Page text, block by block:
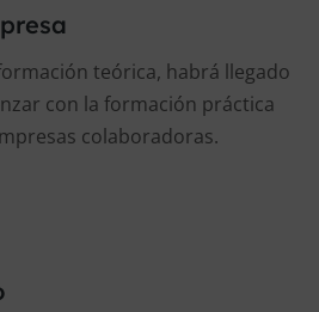
teórica, habrá llegado
con la formación práctica
colaboradoras.